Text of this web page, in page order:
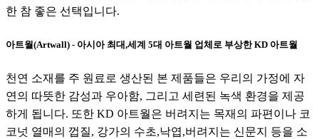
한 참 좋은 선택입니다.
아트월(Artwall) - 아시아 최대,세계 5대 아트월 업체로 부상한 KD 아트월
천연 소재를 주 원료로 생산된 본 제품들은 우리의 가정에 자
연의 따뜻한 감성과 우아함, 그리고 세련된 녹색 환경을 제공
하게 됩니다. 또한 KD 아트월은 버려지는 목재의 파편이나 코
코넛 열매의 껍질, 강가의 수초,낙엽,버려지는 신문지 등을 소